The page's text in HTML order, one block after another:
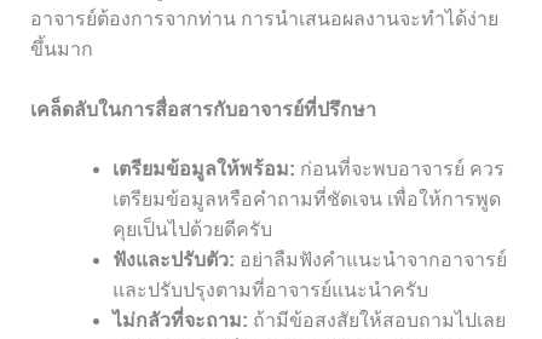
อาจารย์ต้องการจากท่าน การนำเสนอผลงานจะทำได้ง่าย
ขึ้นมาก
เคล็ดลับในการสื่อสารกับอาจารย์ที่ปรึกษา
เตรียมข้อมูลให้พร้อม: ก่อนที่จะพบอาจารย์ ควร
เตรียมข้อมูลหรือคำถามที่ชัดเจน เพื่อให้การพูด
คุยเป็นไปด้วยดีครับ
ฟังและปรับตัว: อย่าลืมฟังคำแนะนำจากอาจารย์
และปรับปรุงตามที่อาจารย์แนะนำครับ
ไม่กลัวที่จะถาม: ถ้ามีข้อสงสัยให้สอบถามไปเลย